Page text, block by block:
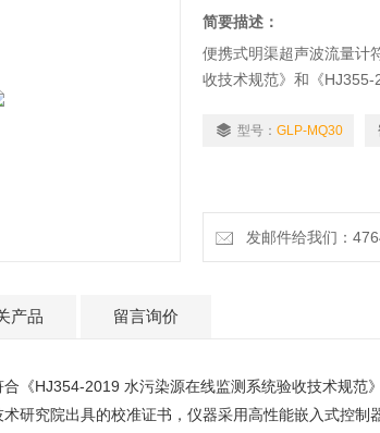
简要描述：
便携式明渠超声波流量计
收技术规范》和《
制器，运行稳定可靠，应
型号： GLP-MQ30
发邮件给我们：
产品 留言询价
合《HJ354-2019 水污染源在线监测系统验收技术规范
研究院出具的校准证书，仪器采用高性能嵌入式控制